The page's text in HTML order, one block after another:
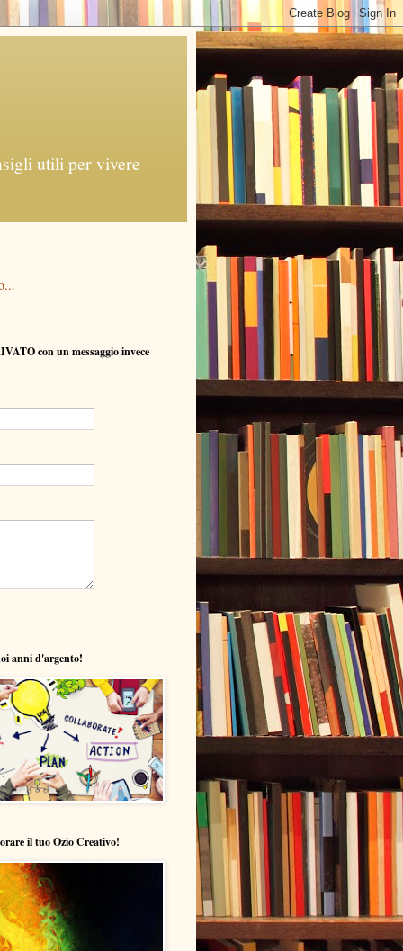
utili per vivere
con un messaggio invece
anni d'argento!
il tuo Ozio Creativo!